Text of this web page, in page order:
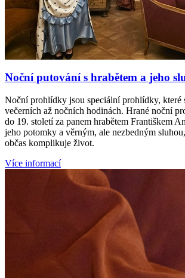
Noční putování s hrabětem a jeho
Noční prohlídky jsou speciální prohlídky, které
večerních až nočních hodinách. Hrané noční
do 19. století za panem hrabětem Františkem
jeho potomky a věrným, ale nezbedným
občas komplikuje život.
Více informací